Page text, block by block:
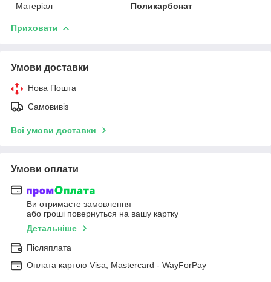
Матеріал
Поликарбонат
Приховати
Умови доставки
Нова Пошта
Самовивіз
Всі умови доставки
Умови оплати
Ви отримаєте замовлення
або гроші повернуться на вашу картку
Детальніше
Післяплата
Оплата картою Visa, Mastercard - WayForPay